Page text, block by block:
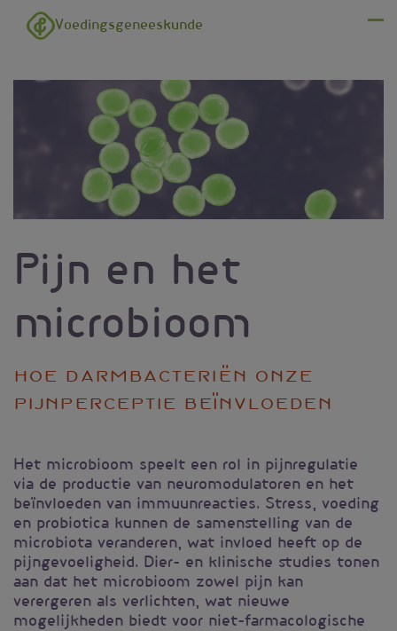
Overslaan en naar de inhoud gaan
Voedingsgeneeskunde
Pijn en het
microbioom
Hoe darmbacteriën onze
pijnperceptie beïnvloeden
Het microbioom speelt een rol in pijnregulatie
via de productie van neuromodulatoren en het
beïnvloeden van immuunreacties. Stress, voeding
en probiotica kunnen de samenstelling van de
microbiota veranderen, wat invloed heeft op de
pijngevoeligheid. Dier- en klinische studies tonen
aan dat het microbioom zowel pijn kan
verergeren als verlichten, wat nieuwe
mogelijkheden biedt voor niet-farmacologische